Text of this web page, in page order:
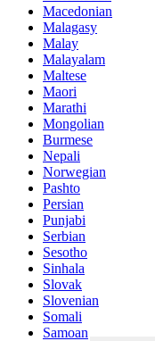
Macedonian
Malagasy
Malay
Malayalam
Maltese
Maori
Marathi
Mongolian
Burmese
Nepali
Norwegian
Pashto
Persian
Punjabi
Serbian
Sesotho
Sinhala
Slovak
Slovenian
Somali
Samoan